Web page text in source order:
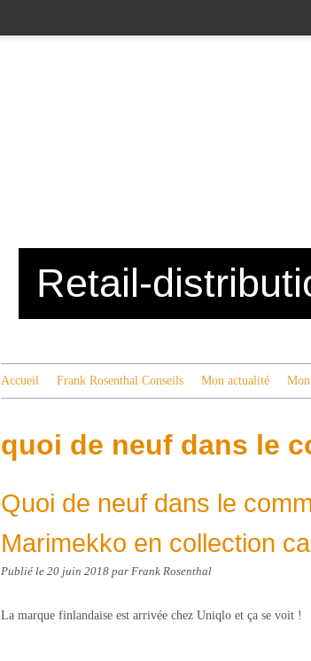
Retail-
Accueil Frank Rosenthal Conseils Mon actualité
quoi de neuf dans le
Quoi de neuf dans le
Marimekko en collection
Publié le 20 juin 2018 par Frank Rosenthal
La marque finlandaise est arrivée chez Uniqlo et ça se voit !